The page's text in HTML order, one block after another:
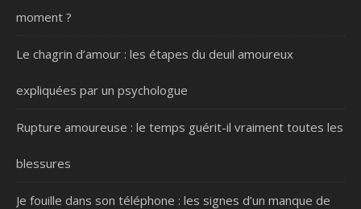
moment ?
Le chagrin d’amour : les étapes du deuil amoureux
expliquées par un psychologue
Rupture amoureuse : le temps guérit-il vraiment toutes les
blessures
Je fouille dans son téléphone : les signes d’un manque de